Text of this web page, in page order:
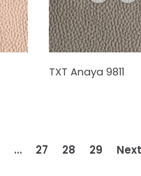
TXT Anaya 9811
… 27 28 29 Next